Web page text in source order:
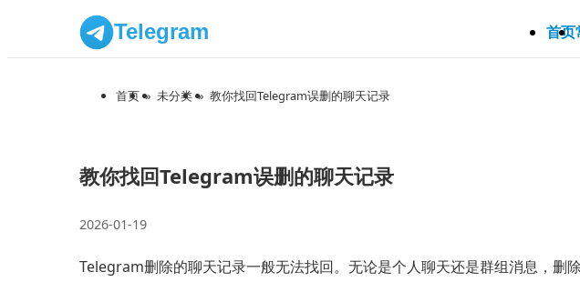
Telegram 首页
首页 » 未分类 » 教你找回Telegram误删的聊天记录
教你找回Telegram误删的聊天记录
2026-01-19
Telegram删除的聊天记录一般无法找回。无论是个人聊天还是群组消息，